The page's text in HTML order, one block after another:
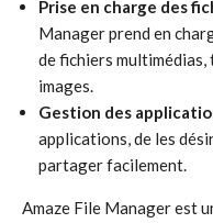
Prise en charge des
Manager prend en
de fichiers multimédias,
images.
Gestion des
applications, de les
partager facilement.
Amaze File Manager est